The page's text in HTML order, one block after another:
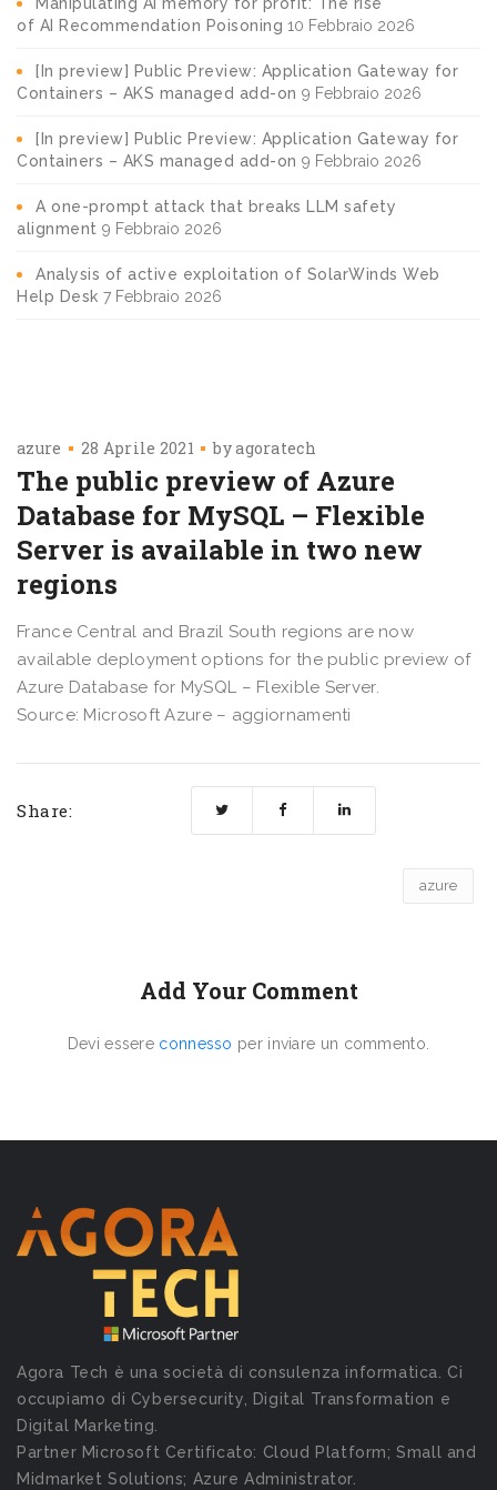
of AI Recommendation Poisoning 10 Febbraio 2026
[In preview] Public Preview: Application Gateway for
Containers – AKS managed add-on 9 Febbraio 2026
[In preview] Public Preview: Application Gateway for
Containers – AKS managed add-on 9 Febbraio 2026
A one-prompt attack that breaks LLM safety
alignment 9 Febbraio 2026
Analysis of active exploitation of SolarWinds Web
Help Desk 7 Febbraio 2026
azure 28 Aprile 2021 byagoratech
The public preview of Azure
Database for MySQL – Flexible
Server is available in two new
regions
France Central and Brazil South regions are now
available deployment options for the public preview of
Azure Database for MySQL – Flexible Server.
Source: Microsoft Azure – aggiornamenti
Share:
azure
Add Your Comment
Devi essere connesso per inviare un commento.
Agora Tech è una società di consulenza informatica. Ci
occupiamo di Cybersecurity, Digital Transformation e
Digital Marketing.
Partner Microsoft Certificato: Cloud Platform; Small and
Midmarket Solutions; Azure Administrator.